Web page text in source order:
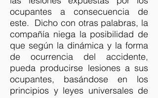
ocupantes a consecuencia de
este. Dicho con otras palabras, la
compañía niega la posibilidad de
que según la dinámica y la forma
de ocurrencia del accidente,
pueda producirse lesiones a sus
ocupantes, basándose en los
principios y leyes universales de